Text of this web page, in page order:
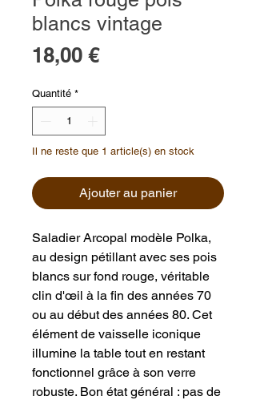
blancs vintage
18,00 €Prix
Quantité *
Il ne reste que 1 article(s) en stock
Ajouter au panier
Saladier Arcopal modèle Polka,
au design pétillant avec ses pois
blancs sur fond rouge, véritable
clin d'œil à la fin des années 70
ou au début des années 80. Cet
élément de vaisselle iconique
illumine la table tout en restant
fonctionnel grâce à son verre
robuste. Bon état général : pas de